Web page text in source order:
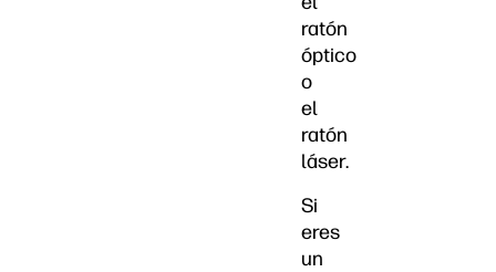
ratón
óptico
o
el
ratón
láser.
Si
eres
un